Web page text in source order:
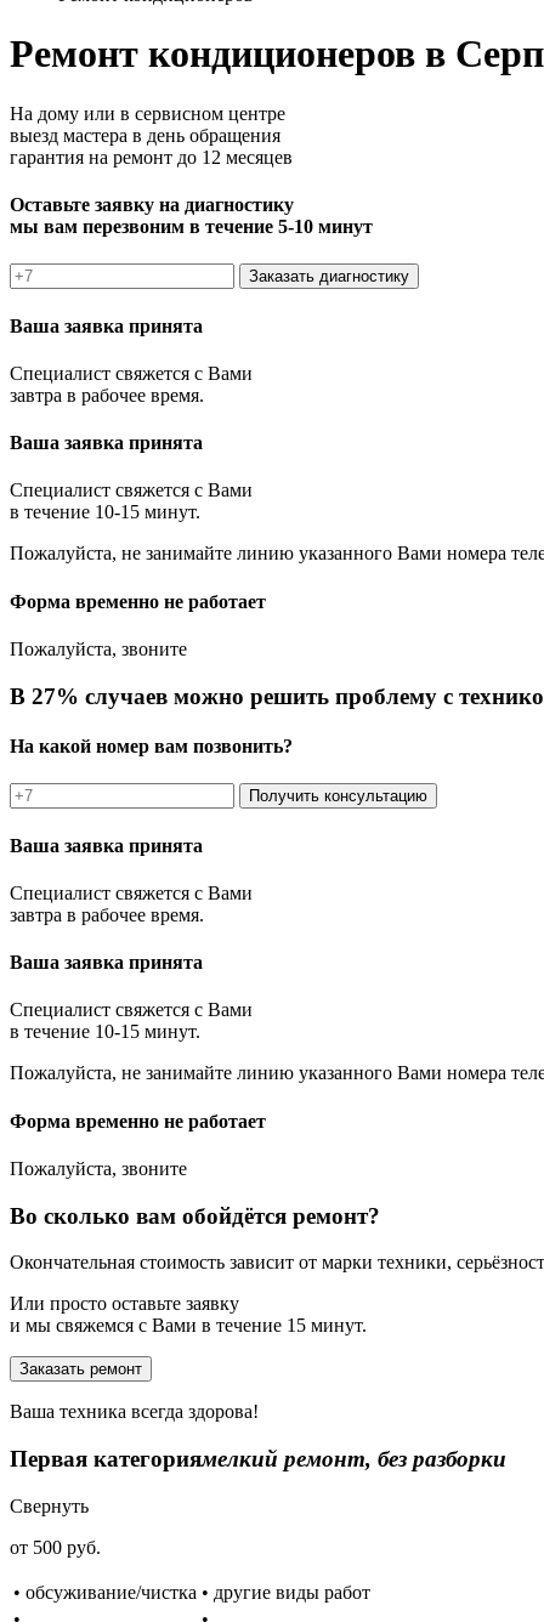
Ремонт кондиционеров в
На дому или в сервисном центре
выезд мастера в день обращения
гарантия на ремонт до 12 месяцев
Оставьте заявку на диагностику
мы вам перезвоним в течение 5-10 минут
Заказать диагностику
Ваша заявка принята
Специалист свяжется с Вами
завтра в рабочее время.
Ваша заявка принята
Специалист свяжется с Вами
в течение 10-15 минут.
Пожалуйста, не занимайте линию указанного Вами номера
Форма временно не работает
Пожалуйста, звоните
В 27% случаев можно решить проблему с
На какой номер вам позвонить?
Получить консультацию
Ваша заявка принята
Специалист свяжется с Вами
завтра в рабочее время.
Ваша заявка принята
Специалист свяжется с Вами
в течение 10-15 минут.
Пожалуйста, не занимайте линию указанного Вами номера
Форма временно не работает
Пожалуйста, звоните
Во сколько вам обойдётся ремонт?
Окончательная стоимость зависит от марки техники,
Или просто оставьте заявку
и мы свяжемся с Вами в течение 15 минут.
Заказать ремонт
Ваша техника всегда здорова!
Первая категориямелкий ремонт, без разборки
Свернуть
от 500 руб.
• обсуживание/чистка • другие виды работ